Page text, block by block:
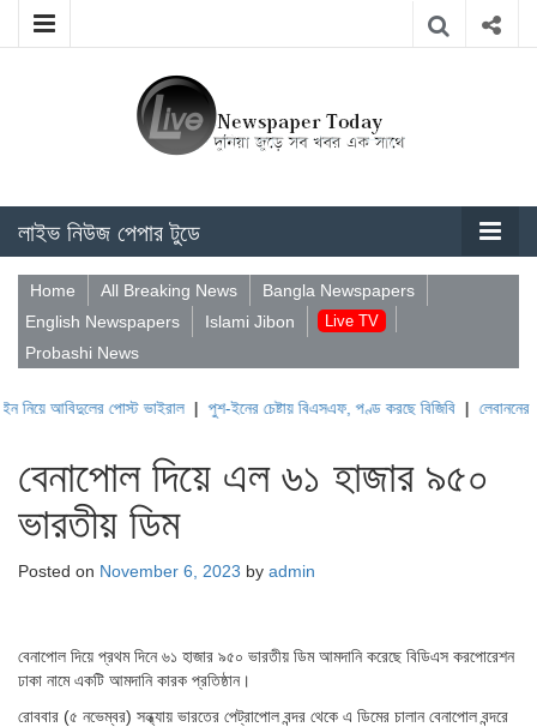
লাইভ নিউজ পেপার টুডে
Home All Breaking News
Bangla Newspapers
English Newspapers
Islami Jibon Live TV
Probashi News
পোস্ট ভাইরাল|পুশ-ইনের চেষ্টায় বিএসএফ, পণ্ড করছে বিজিবি|লেবাননের
বেনাপোল দিয়ে এল ৬১ হাজার ৯৫০
ভারতীয় ডিম
Posted on November 6, 2023 by admin
বেনাপোল দিয়ে প্রথম দিনে ৬১ হাজার ৯৫০ ভারতীয় ডিম আমদানি করেছে বিডিএস করপোরেশন
ঢাকা নামে একটি আমদানি কারক প্রতিষ্ঠান।
রোববার (৫ নভেম্বর) সন্ধ্যায় ভারতের পেট্রাপোল বন্দর থেকে এ ডিমের চালান বেনাপোল বন্দরে